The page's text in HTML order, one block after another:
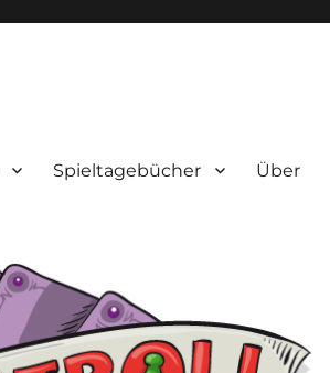
Spieltagebücher Über